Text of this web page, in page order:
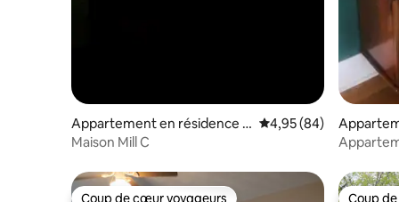
Appartement en résidence ⋅
Athens
Évaluation moyenne
4,95 (84)
Maison Mill C
Lancaster
Coup de cœur voyageurs Coup